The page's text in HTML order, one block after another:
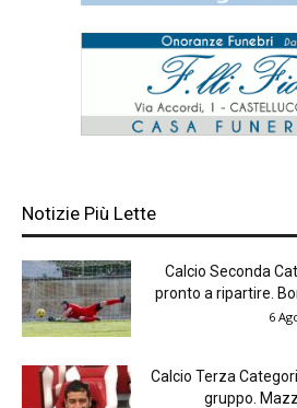
Notizie Più Lette
Calcio Seconda
pronto a ripartire.
6
Calcio Terza
gruppo.